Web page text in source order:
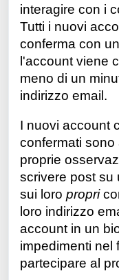
interagire con i
Tutti i nuovi
conferma con
l'account viene
meno di un
indirizzo email.
I nuovi account
confermati sono
proprie
scrivere post su
sui loro propri
loro indirizzo
account in un
impedimenti nel
partecipare al